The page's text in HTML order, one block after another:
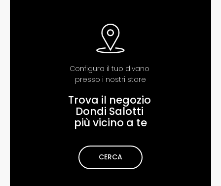
Configura il tuo divano
pr​​esso i nostri store
Trova il negozio
Dondi Salotti
più vicino a te
CERCA